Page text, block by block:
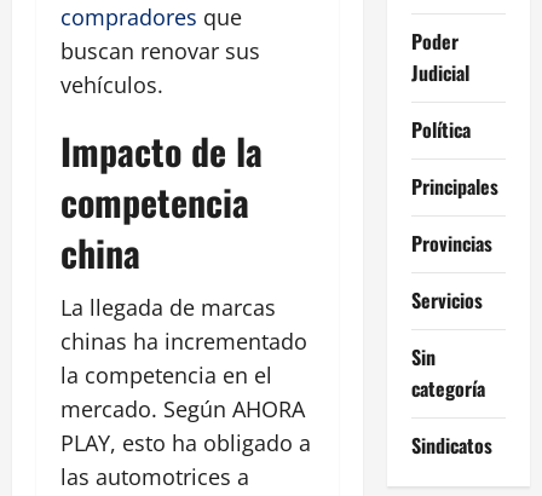
compradores que
buscan renovar sus
vehículos.
Impacto de la
competencia
china
La llegada de marcas
chinas ha incrementado
la competencia en el
mercado. Según AHORA
PLAY, esto ha obligado a
las automotrices a
Poder
Judicial
Política
Principales
Provincias
Servicios
Sin
categoría
Sindicatos